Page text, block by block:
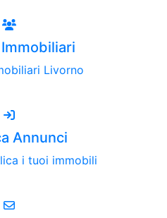
Livorno
Annunci
i tuoi immobili